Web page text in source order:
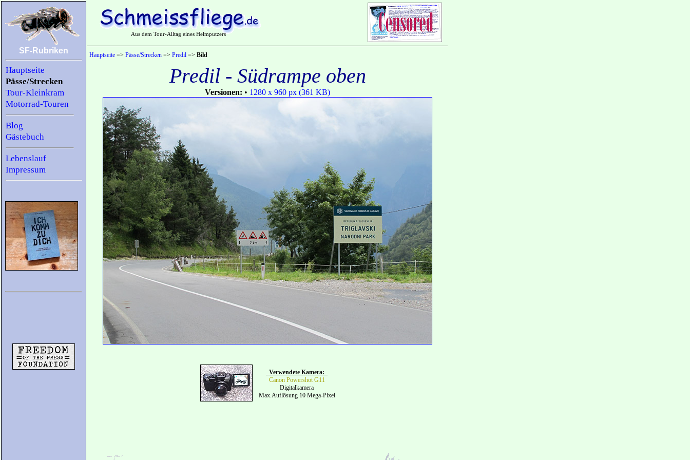
SF-Rubriken
Hauptseite
Pässe/Strecken
Tour-Kleinkram
Motorrad-Touren
Blog
Gästebuch
Lebenslauf
Impressum
Aus dem Tour-Alltag eines Helmputzers
Hauptseite => Pässe/Strecken => Predil => Bild
Predil - Südrampe oben
Versionen: • 1280 x 960 px (361 KB)
Verwendete Kamera:
Canon Powershot G11
Digitalkamera
Max.Auflösung 10 Mega-Pixel